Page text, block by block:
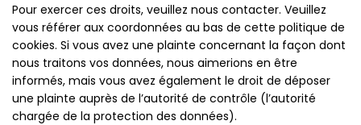
Pour exercer ces droits, veuillez nous contacter. Veuillez
vous référer aux coordonnées au bas de cette politique de
cookies. Si vous avez une plainte concernant la façon dont
nous traitons vos données, nous aimerions en être
informés, mais vous avez également le droit de déposer
une plainte auprès de l’autorité de contrôle (l’autorité
chargée de la protection des données).